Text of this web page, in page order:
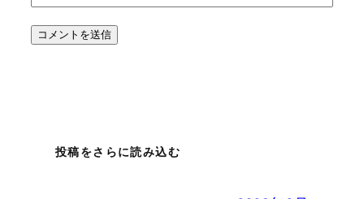
投稿をさらに読み込む